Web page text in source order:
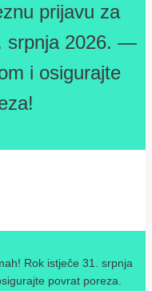
prijavu za
srpnja 2026. —
i osigurajte
Rok istječe 31. srpnja
povrat poreza.